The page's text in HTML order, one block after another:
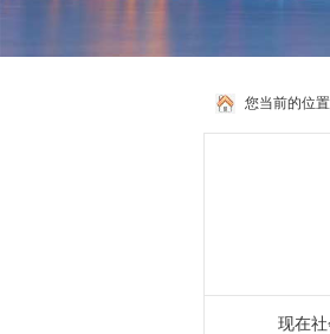
您当前的位置
现在